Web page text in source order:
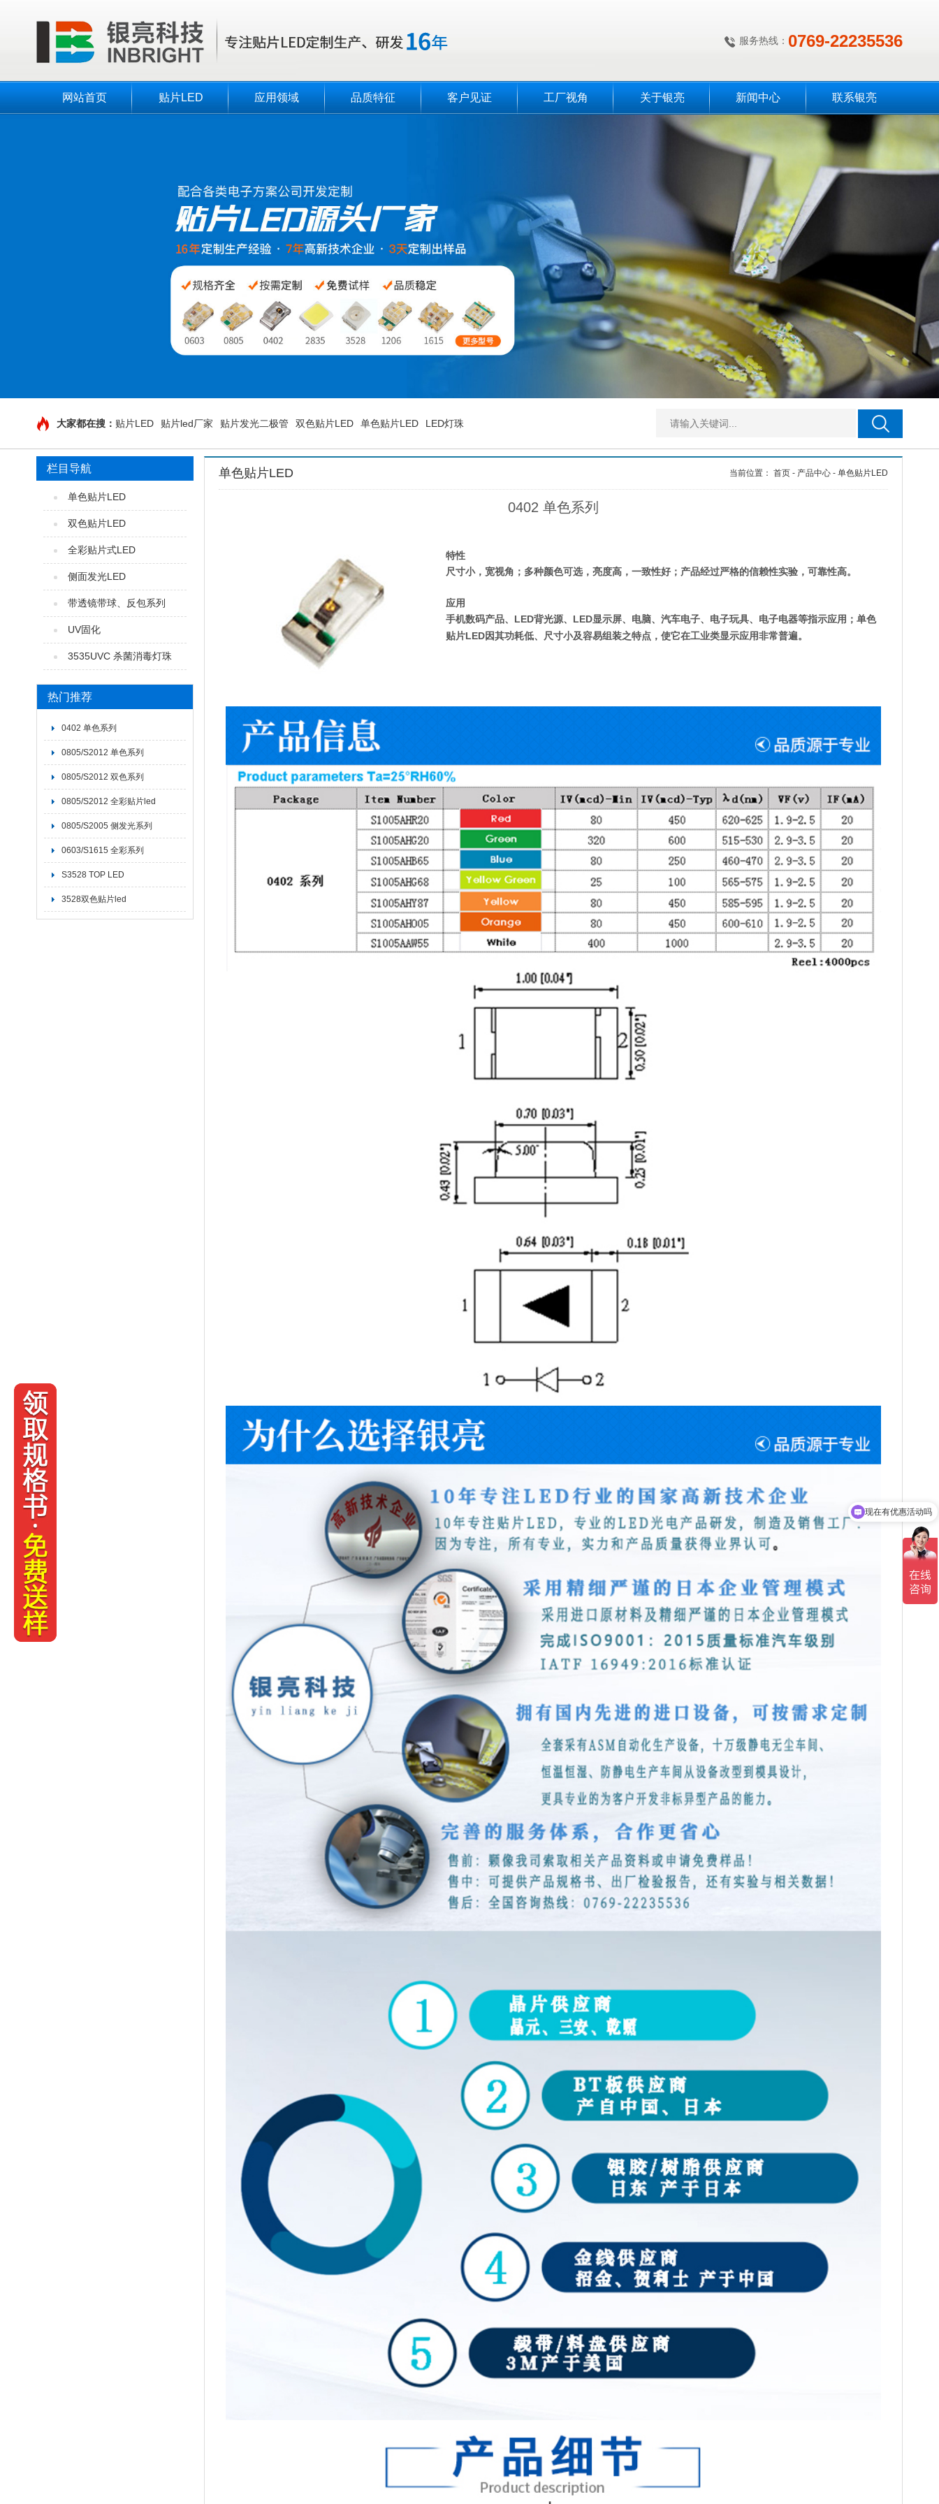
服务热线： 0769-22235536
网站首页 贴片LED 应用领域 品质特征 客户见证 工厂视角 关于银亮 新闻中心 联系银亮
大家都在搜： 贴片LED 贴片led厂家 贴片发光二极管 双色贴片LED 单色贴片LED LED灯珠
栏目导航
单色贴片LED
双色贴片LED
全彩贴片式LED
侧面发光LED
带透镜带球、反包系列
UV固化
3535UVC 杀菌消毒灯珠
热门推荐
0402 单色系列
0805/S2012 单色系列
0805/S2012 双色系列
0805/S2012 全彩贴片led
0805/S2005 侧发光系列
0603/S1615 全彩系列
S3528 TOP LED
3528双色贴片led
单色贴片LED 当前位置： 首页 - 产品中心 - 单色贴片LED
0402 单色系列
特性
尺寸小，宽视角；多种颜色可选，亮度高，一致性好；产品经过严格的信赖性实验，可靠性高。
应用
手机数码产品、LED背光源、LED显示屏、电脑、汽车电子、电子玩具、电子电器等指示应用；单色
贴片LED因其功耗低、尺寸小及容易组装之特点，使它在工业类显示应用非常普遍。
可以介绍下你们的产品么